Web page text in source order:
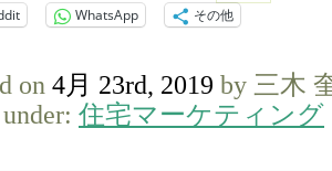
WhatsApp その他
on 4月 23rd, 2019 by 三木
住宅マーケティング